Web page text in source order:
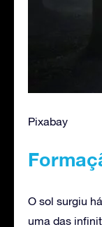
Pixabay
O sol surgiu
uma das